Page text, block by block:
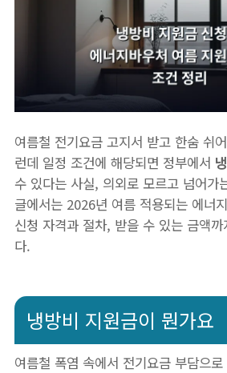
여름철 전기요금 고지서 받고 한숨 쉬
런데 일정 조건에 해당되면 정부에서
수 있다는 사실, 의외로 모르고 넘어가
글에서는 2026년 여름 적용되는 에너
신청 자격과 절차, 받을 수 있는 금액
다.
냉방비 지원금이 뭔가요
여름철 폭염 속에서 전기요금 부담으